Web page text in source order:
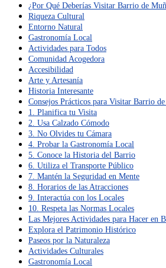
¿Por Qué Deberías Visitar Barrio de
Riqueza Cultural
Entorno Natural
Gastronomía Local
Actividades para Todos
Comunidad Acogedora
Accesibilidad
Arte y Artesanía
Historia Interesante
Consejos Prácticos para Visitar Barrio
1. Planifica tu Visita
2. Usa Calzado Cómodo
3. No Olvides tu Cámara
4. Probar la Gastronomía Local
5. Conoce la Historia del Barrio
6. Utiliza el Transporte Público
7. Mantén la Seguridad en Mente
8. Horarios de las Atracciones
9. Interactúa con los Locales
10. Respeta las Normas Locales
Las Mejores Actividades para Hacer en
Explora el Patrimonio Histórico
Paseos por la Naturaleza
Actividades Culturales
Gastronomía Local